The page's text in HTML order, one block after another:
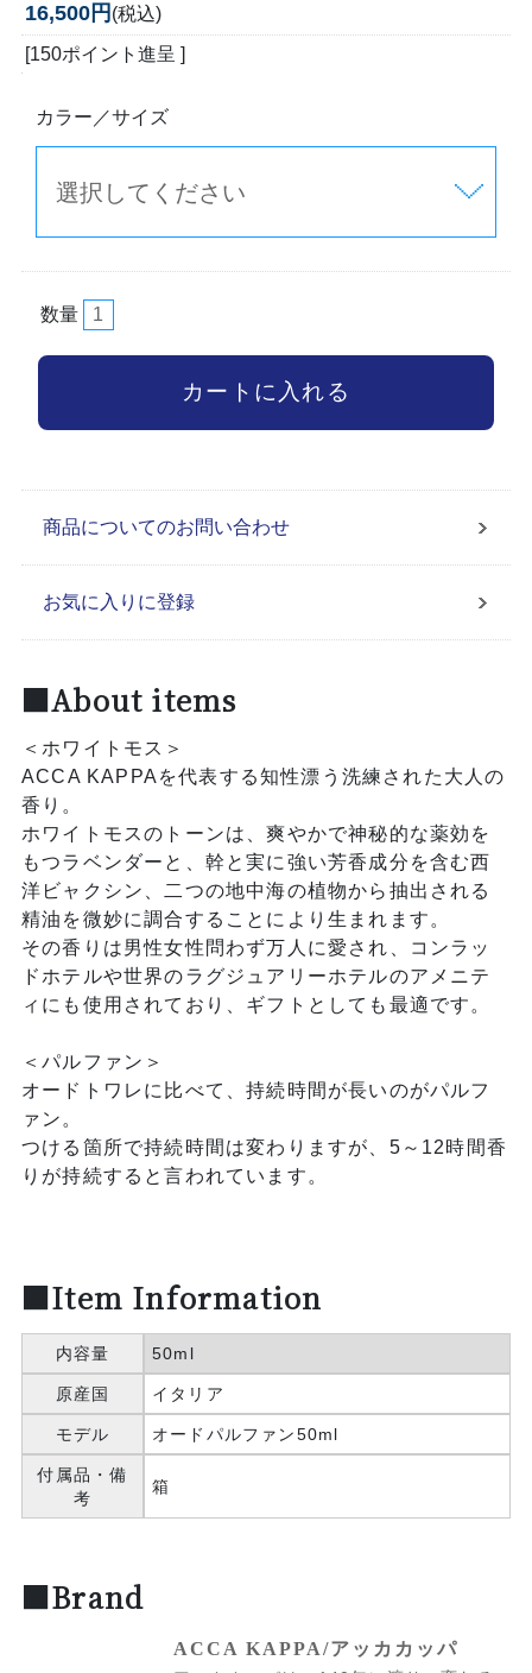
16,500円 (税込)
[150ポイント進呈 ]
カラー／サイズ
数量
商品についてのお問い合わせ
お気に入りに登録
■About items
＜ホワイトモス＞
ACCA KAPPAを代表する知性漂う洗練された大人の
香り。
ホワイトモスのトーンは、爽やかで神秘的な薬効を
もつラベンダーと、幹と実に強い芳香成分を含む西
洋ビャクシン、二つの地中海の植物から抽出される
精油を微妙に調合することにより生まれます。
その香りは男性女性問わず万人に愛され、コンラッ
ドホテルや世界のラグジュアリーホテルのアメニテ
ィにも使用されており、ギフトとしても最適です。
＜パルファン＞
オードトワレに比べて、持続時間が長いのがパルフ
ァン。
つける箇所で持続時間は変わりますが、5～12時間香
りが持続すると言われています。
■Item Information
内容量 50ml
原産国 イタリア
モデル オードパルファン50ml
付属品・備
考
箱
■Brand
ACCA KAPPA/アッカカッパ